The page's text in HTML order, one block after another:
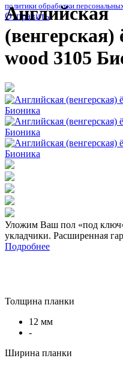
политики обработки
Отправить
Английская
(венгерская)
wood 3105
Уложим Ваш пол «под
укладчики. Расширенная
Подробнее
Толщина планки
12 мм
-
Ширина планки